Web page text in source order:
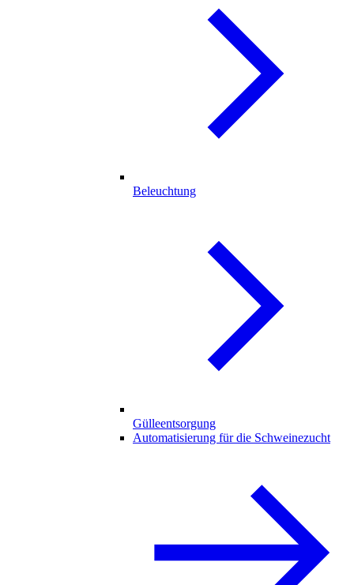
Beleuchtung
Gülleentsorgung
Automatisierung für die Schweinezucht